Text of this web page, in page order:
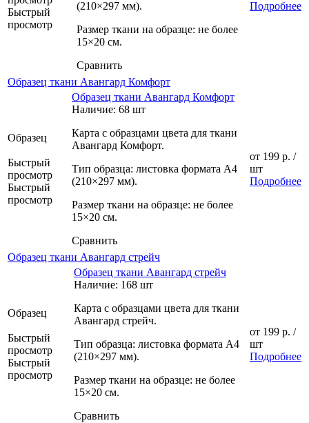
Быстрый
просмотр
(210×297 мм).
Размер ткани на образце: не более
15×20 см.
Сравнить
Подробнее
Образец ткани Авангард Комфорт
Образец
Быстрый
просмотр
Быстрый
просмотр
Образец ткани Авангард Комфорт
Наличие: 68 шт
Карта с образцами цвета для ткани
Авангард Комфорт.
Тип образца: листовка формата А4
(210×297 мм).
Размер ткани на образце: не более
15×20 см.
Сравнить
от 199 р. /
шт
Подробнее
Образец ткани Авангард стрейч
Образец
Быстрый
просмотр
Быстрый
просмотр
Образец ткани Авангард стрейч
Наличие: 168 шт
Карта с образцами цвета для ткани
Авангард стрейч.
Тип образца: листовка формата А4
(210×297 мм).
Размер ткани на образце: не более
15×20 см.
Сравнить
от 199 р. /
шт
Подробнее